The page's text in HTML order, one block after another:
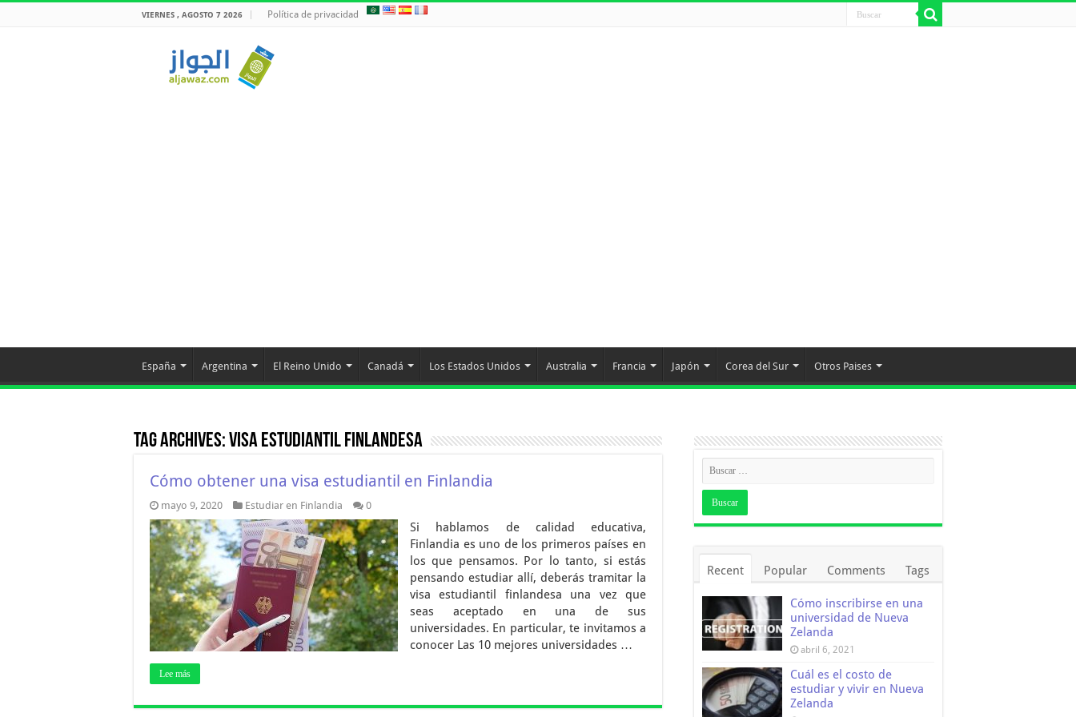
VIERNES , AGOSTO 7 2026 Política de privacidad
España Argentina El Reino Unido Canadá Los Estados Unidos Australia Francia Japón Corea del Sur Otros Paises
Tag Archives:visa estudiantil finlandesa
Cómo obtener una visa estudiantil en Finlandia
mayo 9, 2020 Estudiar en Finlandia 0
Si hablamos de calidad educativa,
Finlandia es uno de los primeros países en
los que pensamos. Por lo tanto, si estás
pensando estudiar allí, deberás tramitar la
visa estudiantil finlandesa una vez que
seas aceptado en una de sus
universidades. En particular, te invitamos a
conocer Las 10 mejores universidades …
Lee más
Recent Popular Comments Tags
Cómo inscribirse en una
universidad de Nueva
Zelanda
abril 6, 2021
Cuál es el costo de
estudiar y vivir en Nueva
Zelanda